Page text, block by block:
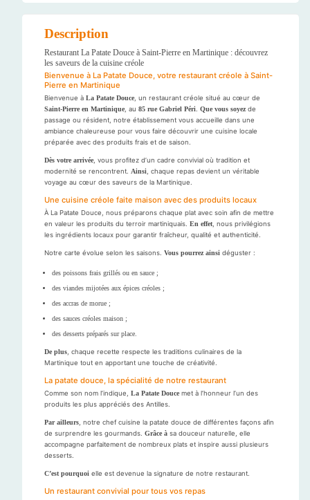
Description
Restaurant La Patate Douce à Saint-Pierre en Martinique : découvrez
les saveurs de la cuisine créole
Bienvenue à La Patate Douce, votre restaurant créole à Saint-
Pierre en Martinique
Bienvenue à La Patate Douce , un restaurant créole situé au cœur de
Saint-Pierre en Martinique , au 85 rue Gabriel Péri Que vous soyezde
passage ou résident, notre établissement vous accueille dans une
ambiance chaleureuse pour vous faire découvrir une cuisine locale
préparée avec des produits frais et de saison.
Dès votre arrivée , vous profitez d’un cadre convivial où tradition et
modernité se rencontrent. Ainsi , chaque repas devient un véritable
voyage au cœur des saveurs de la Martinique.
Une cuisine créole faite maison avec des produits locaux
À La Patate Douce, nous préparons chaque plat avec soin afin de mettre
en valeur les produits du terroir martiniquais. En effet , nous privilégions
les ingrédients locaux pour garantir fraîcheur, qualité et authenticité.
Notre carte évolue selon les saisons. Vous pourrez ainsi déguster :
des poissons frais grillés ou en sauce ;
des viandes mijotées aux épices créoles ;
des accras de morue ;
des sauces créoles maison ;
des desserts préparés sur place.
De plus , chaque recette respecte les traditions culinaires de la
Martinique tout en apportant une touche de créativité.
La patate douce, la spécialité de notre restaurant
Comme son nom l’indique, La Patate Douce met à l’honneur l’un des
produits les plus appréciés des Antilles.
Par ailleurs , notre chef cuisine la patate douce de différentes façons afin
de surprendre les gourmands. Grâce à sa douceur naturelle, elle
accompagne parfaitement de nombreux plats et inspire aussi plusieurs
desserts.
C’est pourquoi elle est devenue la signature de notre restaurant.
Un restaurant convivial pour tous vos repas